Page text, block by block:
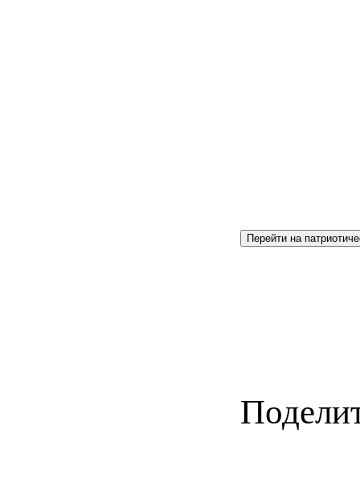
Перейти на